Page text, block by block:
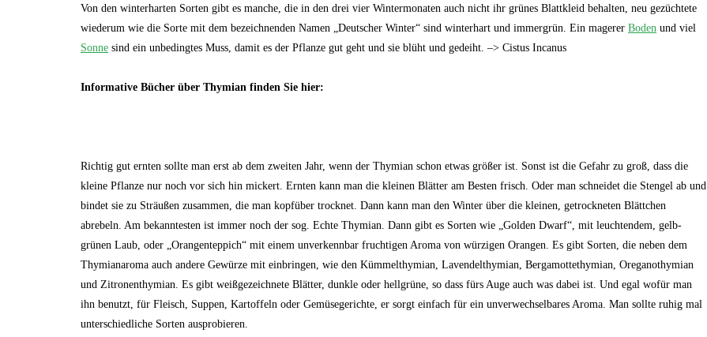
Von den winterharten Sorten gibt es manche, die in den drei vier Wintermonaten auch nicht ihr grünes Blattkleid behalten, neu gezüchtete
wiederum wie die Sorte mit dem bezeichnenden Namen „Deutscher Winter“ sind winterhart und immergrün. Ein magerer Boden und viel
Sonne sind ein unbedingtes Muss, damit es der Pflanze gut geht und sie blüht und gedeiht. –> Cistus Incanus
Informative Bücher über Thymian finden Sie hier:
Richtig gut ernten sollte man erst ab dem zweiten Jahr, wenn der Thymian schon etwas größer ist. Sonst ist die Gefahr zu groß, dass die
kleine Pflanze nur noch vor sich hin mickert. Ernten kann man die kleinen Blätter am Besten frisch. Oder man schneidet die Stengel ab und
bindet sie zu Sträußen zusammen, die man kopfüber trocknet. Dann kann man den Winter über die kleinen, getrockneten Blättchen
abrebeln. Am bekanntesten ist immer noch der sog. Echte Thymian. Dann gibt es Sorten wie „Golden Dwarf“, mit leuchtendem, gelb-
grünen Laub, oder „Orangenteppich“ mit einem unverkennbar fruchtigen Aroma von würzigen Orangen. Es gibt Sorten, die neben dem
Thymianaroma auch andere Gewürze mit einbringen, wie den Kümmelthymian, Lavendelthymian, Bergamottethymian, Oreganothymian
und Zitronenthymian. Es gibt weißgezeichnete Blätter, dunkle oder hellgrüne, so dass fürs Auge auch was dabei ist. Und egal wofür man
ihn benutzt, für Fleisch, Suppen, Kartoffeln oder Gemüsegerichte, er sorgt einfach für ein unverwechselbares Aroma. Man sollte ruhig mal
unterschiedliche Sorten ausprobieren.